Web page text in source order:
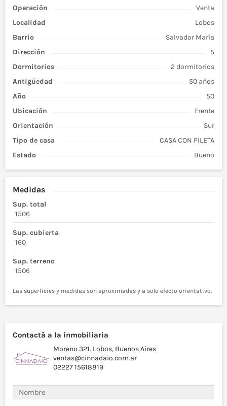
Operación
Venta
Localidad
Lobos
Barrio
Salvador María
Dirección
5
Dormitorios
2 dormitorios
Antigüedad
50 años
Año
50
Ubicación
Frente
Orientación
Sur
Tipo de casa
CASA CON PILETA
Estado
Bueno
Medidas
Sup. total
1506
Sup. cubierta
160
Sup. terreno
1506
Las superficies y medidas son aproximadas y a solo efecto orientativo.
Contactá a la inmobiliaria
Moreno 321. Lobos, Buenos Aires
ventas@cinnadaio.com.ar
02227 15618819